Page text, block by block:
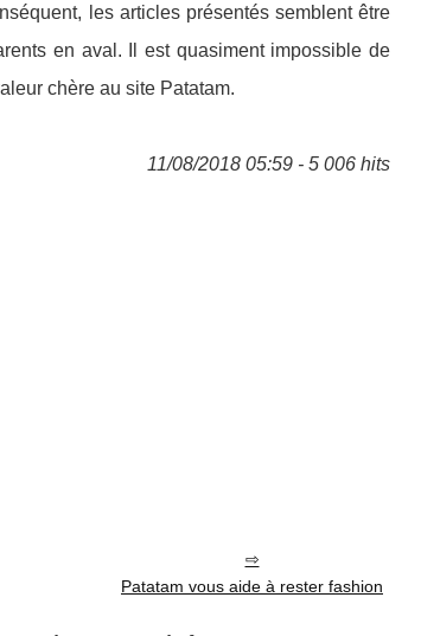
les articles présentés semblent être
en aval. Il est quasiment impossible de
chère au site Patatam.
11/08/2018 05:59 - 5 006 hits
Patatam vous aide à rester fashion